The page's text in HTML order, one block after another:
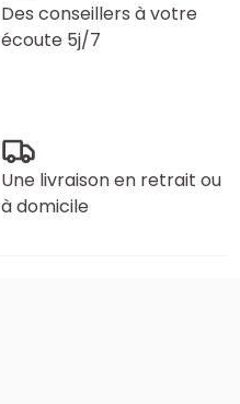
Des conseillers à votre
écoute 5j/7
Une livraison en retrait ou
à domicile